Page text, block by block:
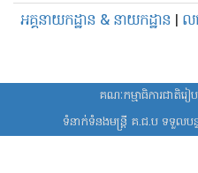
អគ្គនាយកដ្ឋាន & នាយកដ្ឋាន | ល
គណៈកម្មាធិការជាតិរ
ទំនាក់ទំនងមន្ត្រី គ.ជ.ប ទទួលប